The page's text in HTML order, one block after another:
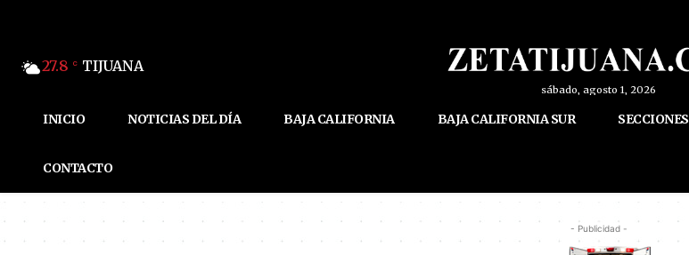
27.8 C TIJUANA
sábado, agosto 1, 2026
INICIO NOTICIAS DEL DÍA BAJA CALIFORNIA BAJA CALIFORNIA SUR SECCIONES
CONTACTO
- Publicidad -